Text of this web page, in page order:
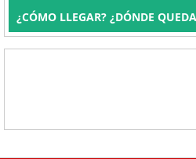
¿CÓMO LLEGAR? ¿DÓNDE